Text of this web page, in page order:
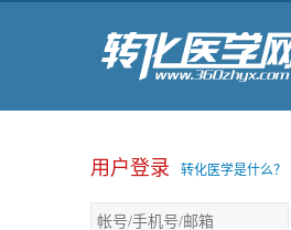
用户登录 转化医学是什么？